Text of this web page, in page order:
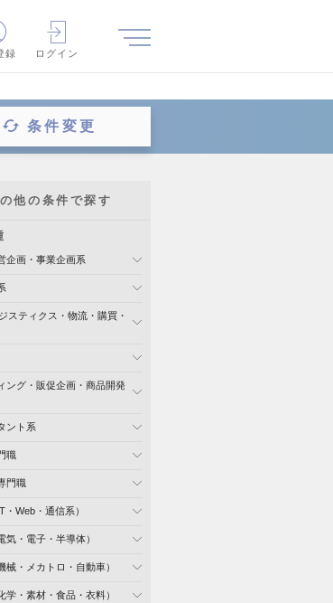
録 ログイン
条件変更
他の条件で探す
企画・事業企画系
スティクス・物流・購買・
ング・販促企画・商品開発
ント系
職
門職
・Web・通信系）
気・電子・半導体）
械・メカトロ・自動車）
学・素材・食品・衣料）